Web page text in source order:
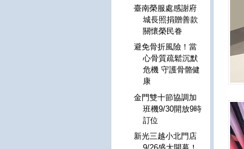
臺南榮服處感謝府
城長照捐贈善款
關懷榮民眷
避免骨折風險！當
心骨質疏鬆沉默
危機 守護骨骼健
康
金門雙十節協調加
班機9/30開放9時
訂位
新光三越小北門店